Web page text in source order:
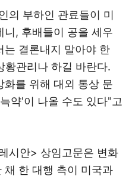
의 부하인 관료들이 미
니, 후배들이 공을 세우
는 결론내지 말아야 한
황관리나 하길 바란다.
화를 위해 대외 통상 문
약'이 나올 수도 있다"고
시안> 상임고문은 변화
채 한 대행 측이 미국과